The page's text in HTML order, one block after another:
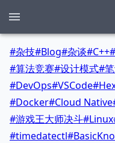
#杂技#Blog#杂谈#C++#
#算法竞赛#设计模式#
#DevOps#VSCode#
#Docker#Cloud Native
#游戏王大师决斗#Linux
#timedatectl#